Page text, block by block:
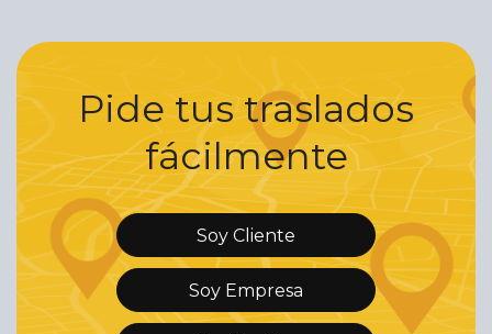
Pide tus traslados
fácilmente
Soy Cliente
Soy Empresa